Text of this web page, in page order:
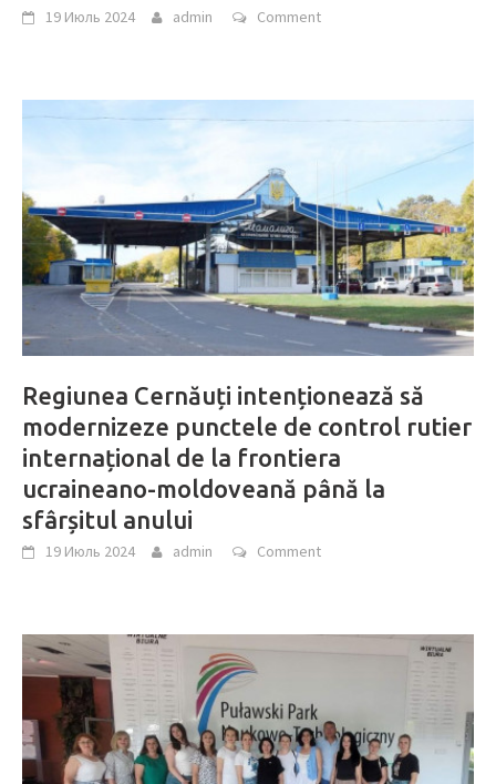
19 Июль 2024 admin Comment
Regiunea Cernăuți intenționează să
modernizeze punctele de control rutier
internațional de la frontiera
ucraineano-moldoveană până la
sfârșitul anului
19 Июль 2024 admin Comment